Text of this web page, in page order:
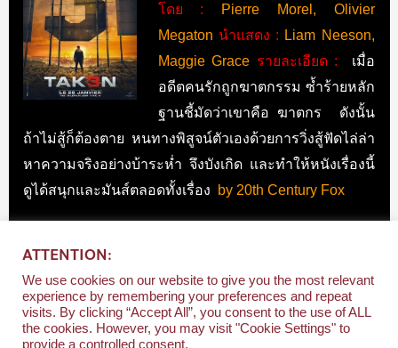
โดย : Pierre Morel, Olivier
Megaton นำแสดง : Liam Neeson,
Maggie Grace รายละเอียด :
เมื่อ
อดีตคนรักถูกฆาตกรรม ซ้ำร้ายหลัก
ฐานชี้มัดว่าเขาคือ ฆาตกร ดังนั้น
ถ้าไม่สู้ก็ต้องตาย หนทางพิสูจน์ตัวเองด้วยการวิ่งสู้ฟัดไล่ล่า
หาความจริงอย่างบ้าระห่ำ จึงบังเกิด และทำให้หนังเรื่องนี้
ดูได้สนุกและมันส์ตลอดทั้งเรื่อง
by 20th Century Fox
> Click ดูตัวอย่างหนัง <
ATTENTION:
We use cookies on our website to give you the most relevant
experience by remembering your preferences and repeat
visits. By clicking “Accept All”, you consent to the use of ALL
the cookies. However, you may visit "Cookie Settings" to
provide a controlled consent.